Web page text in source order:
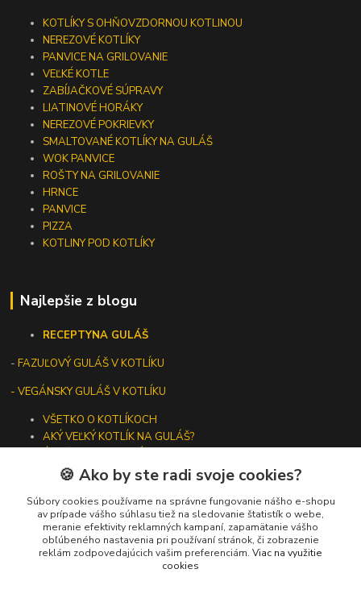
KOTLÍKY S OHŇOVZDORNOU KOTLINOU
NEREZOVÉ KOTLÍKY
PANVICE NA GRILOVANIE
VEĽKÉ KOTLE
ZABÍJAČKOVÉ SÚPRAVY
LIATINOVÉ HORÁKY
NEREZOVÉ POKRIEVKY
SMALTOVANÉ KOTLÍKY NA GULÁŠ
WOK PANVICE
ROŠTY NA GRILOVANIE
HRNCE
PANVICE
PIZZA
KOTLINY POD KOTLÍKY
Najlepšie z blogu
RECEPTYNA GULÁŠ
-FAZUĽOVÝ GULÁŠ V KOTLÍKU
- VEGÁNSKY GULÁŠ V KOTLÍKU
VŠETKO O KOTLÍKOCH
AKÝ VEĽKÝ KOTLÍK NA GULÁŠ?
Kontakty
🍪 Ako by ste radi svoje cookies?
Súbory cookies používame na správne fungovanie nášho e-shopu
av prípade vášho súhlasu tiež na sledovanie štatistík o webe,
meranie efektivity reklamných kampaní, zapamätanie vášho
obľúbeného nastavenia pri používaní stránok, či zobrazenie
reklám zodpovedajúcich vašim preferenciám. Viac na využitie
cookies